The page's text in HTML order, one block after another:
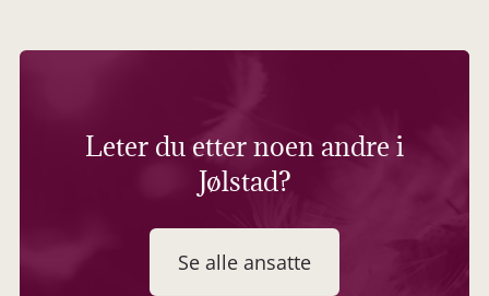
Leter du etter noen andre i
Jølstad?
Se alle ansatte